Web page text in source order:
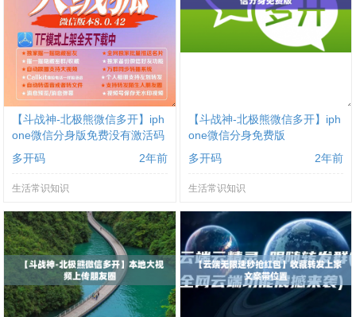
【斗战神-北极熊微信多开】iph
one微信分身版免费没有激活码
多开码
2年前
生活常识知识
【斗战神-北极熊微信多开】iph
one微信分身免费版
多开码
2年前
生活常识知识